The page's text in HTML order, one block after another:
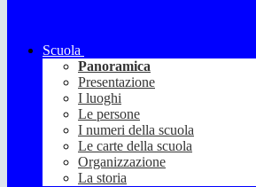
Scuola
Panoramica
Presentazione
I luoghi
Le persone
I numeri della scuola
Le carte della scuola
Organizzazione
La storia